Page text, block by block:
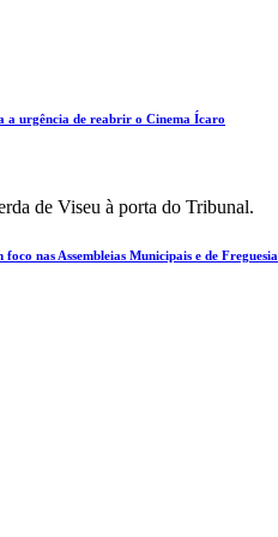
a urgência de reabrir o Cinema Ícaro
nas Assembleias Municipais e de Freguesia